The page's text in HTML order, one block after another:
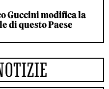
Guccini modifica la
di questo Paese